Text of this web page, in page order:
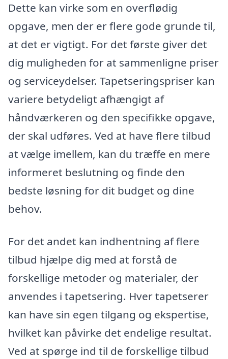
Dette kan virke som en overflødig
opgave, men der er flere gode grunde til,
at det er vigtigt. For det første giver det
dig muligheden for at sammenligne priser
og serviceydelser. Tapetseringspriser kan
variere betydeligt afhængigt af
håndværkeren og den specifikke opgave,
der skal udføres. Ved at have flere tilbud
at vælge imellem, kan du træffe en mere
informeret beslutning og finde den
bedste løsning for dit budget og dine
behov.
For det andet kan indhentning af flere
tilbud hjælpe dig med at forstå de
forskellige metoder og materialer, der
anvendes i tapetsering. Hver tapetserer
kan have sin egen tilgang og ekspertise,
hvilket kan påvirke det endelige resultat.
Ved at spørge ind til de forskellige tilbud